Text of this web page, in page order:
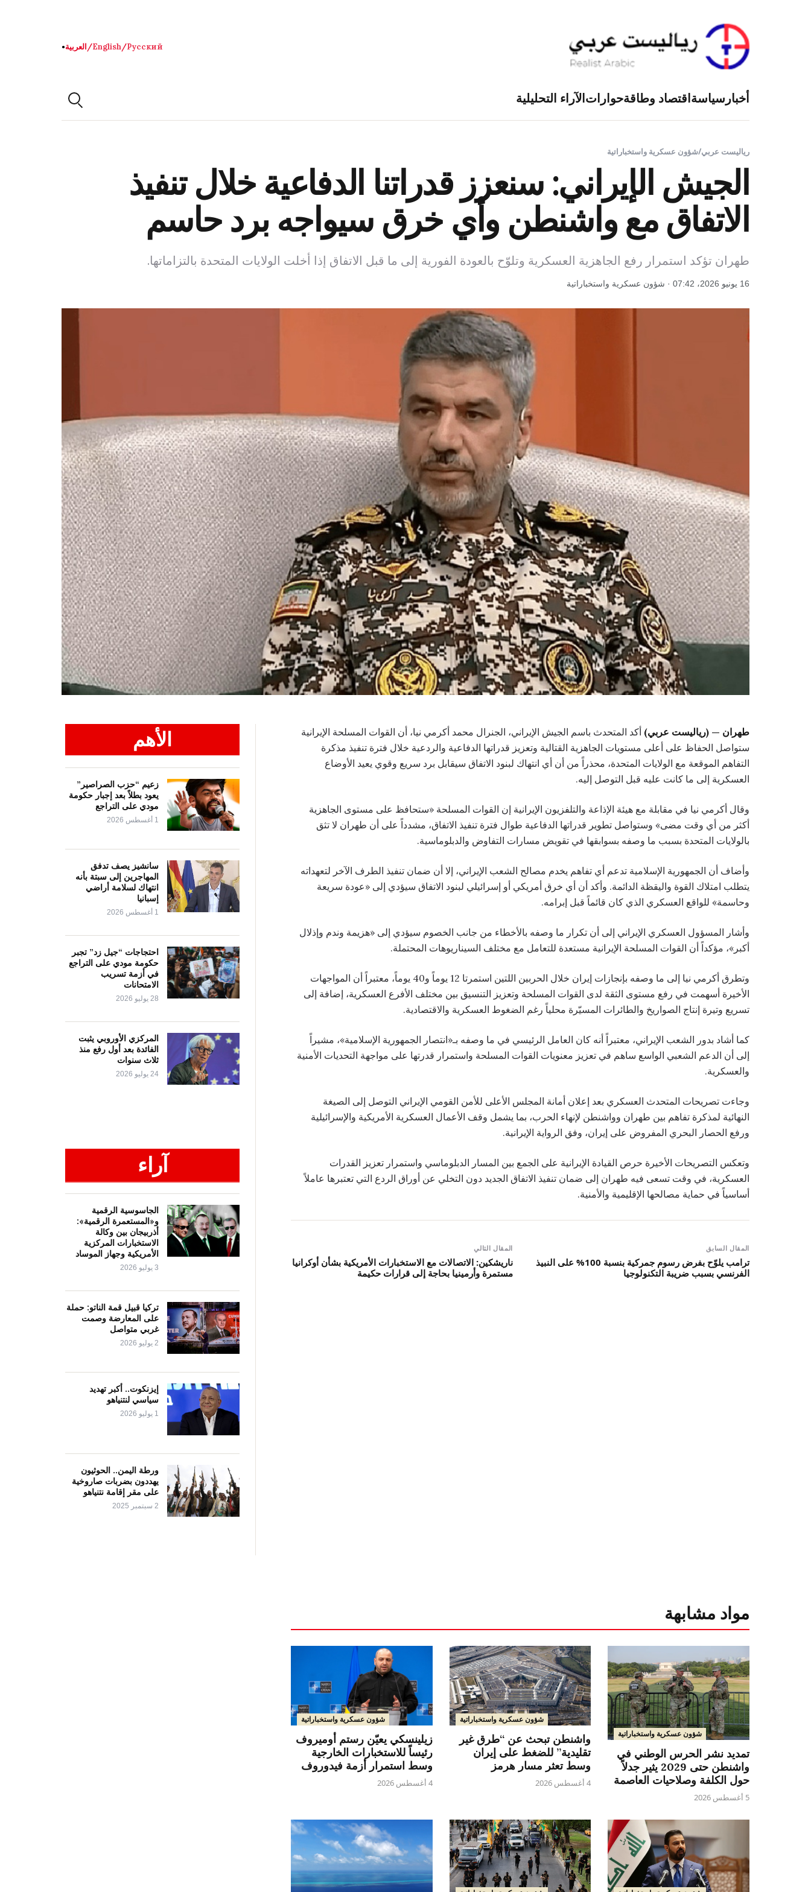
Русский
/
English
/العربية●
أخبار سياسةاقتصاد وطاقةحواراتالآراء التحليلية
رياليست عربي/شؤون عسكرية واستخباراتية
الجيش الإيراني: سنعزز قدراتنا الدفاعية خلال تنفيذ
الاتفاق مع واشنطن وأي خرق سيواجه برد حاسم
طهران تؤكد استمرار رفع الجاهزية العسكرية وتلوّح بالعودة الفورية إلى ما قبل الاتفاق إذا أخلت الولايات المتحدة بالتزاماتها.
16 يونيو 2026، 07:42 · شؤون عسكرية واستخباراتية
طهران — (رياليست عربي) أكد المتحدث باسم الجيش الإيراني، الجنرال محمد أكرمي نيا، أن القوات المسلحة الإيرانية
ستواصل الحفاظ على أعلى مستويات الجاهزية القتالية وتعزيز قدراتها الدفاعية والردعية خلال فترة تنفيذ مذكرة
التفاهم الموقعة مع الولايات المتحدة، محذراً من أن أي انتهاك لبنود الاتفاق سيقابل برد سريع وقوي يعيد الأوضاع
العسكرية إلى ما كانت عليه قبل التوصل إليه.
وقال أكرمي نيا في مقابلة مع هيئة الإذاعة والتلفزيون الإيرانية إن القوات المسلحة «ستحافظ على مستوى الجاهزية
أكثر من أي وقت مضى» وستواصل تطوير قدراتها الدفاعية طوال فترة تنفيذ الاتفاق، مشدداً على أن طهران لا تثق
بالولايات المتحدة بسبب ما وصفه بسوابقها في تقويض مسارات التفاوض والدبلوماسية.
وأضاف أن الجمهورية الإسلامية تدعم أي تفاهم يخدم مصالح الشعب الإيراني، إلا أن ضمان تنفيذ الطرف الآخر لتعهداته
يتطلب امتلاك القوة واليقظة الدائمة. وأكد أن أي خرق أمريكي أو إسرائيلي لبنود الاتفاق سيؤدي إلى «عودة سريعة
وحاسمة» للواقع العسكري الذي كان قائماً قبل إبرامه.
وأشار المسؤول العسكري الإيراني إلى أن تكرار ما وصفه بالأخطاء من جانب الخصوم سيؤدي إلى «هزيمة وندم وإذلال
أكبر»، مؤكداً أن القوات المسلحة الإيرانية مستعدة للتعامل مع مختلف السيناريوهات المحتملة.
وتطرق أكرمي نيا إلى ما وصفه بإنجازات إيران خلال الحربين اللتين استمرتا 12 يوماً و40 يوماً، معتبراً أن المواجهات
الأخيرة أسهمت في رفع مستوى الثقة لدى القوات المسلحة وتعزيز التنسيق بين مختلف الأفرع العسكرية، إضافة إلى
تسريع وتيرة إنتاج الصواريخ والطائرات المسيّرة محلياً رغم الضغوط العسكرية والاقتصادية.
كما أشاد بدور الشعب الإيراني، معتبراً أنه كان العامل الرئيسي في ما وصفه بـ«انتصار الجمهورية الإسلامية»، مشيراً
إلى أن الدعم الشعبي الواسع ساهم في تعزيز معنويات القوات المسلحة واستمرار قدرتها على مواجهة التحديات الأمنية
والعسكرية.
وجاءت تصريحات المتحدث العسكري بعد إعلان أمانة المجلس الأعلى للأمن القومي الإيراني التوصل إلى الصيغة
النهائية لمذكرة تفاهم بين طهران وواشنطن لإنهاء الحرب، بما يشمل وقف الأعمال العسكرية الأمريكية والإسرائيلية
ورفع الحصار البحري المفروض على إيران، وفق الرواية الإيرانية.
وتعكس التصريحات الأخيرة حرص القيادة الإيرانية على الجمع بين المسار الدبلوماسي واستمرار تعزيز القدرات
العسكرية، في وقت تسعى فيه طهران إلى ضمان تنفيذ الاتفاق الجديد دون التخلي عن أوراق الردع التي تعتبرها عاملاً
أساسياً في حماية مصالحها الإقليمية والأمنية.
المقال السابق
ترامب يلوّح بفرض رسوم جمركية بنسبة 100% على النبيذ
الفرنسي بسبب ضريبة التكنولوجيا
المقال التالي
ناريشكين: الاتصالات مع الاستخبارات الأمريكية بشأن أوكرانيا
مستمرة وأرمينيا بحاجة إلى قرارات حكيمة
الأهم
زعيم “حزب الصراصير”
يعود بطلاً بعد إجبار حكومة
مودي على التراجع
1 أغسطس 2026
سانشيز يصف تدفق
المهاجرين إلى سبتة بأنه
انتهاك لسلامة أراضي
إسبانيا
1 أغسطس 2026
احتجاجات “جيل زد” تجبر
حكومة مودي على التراجع
في أزمة تسريب
الامتحانات
28 يوليو 2026
المركزي الأوروبي يثبت
الفائدة بعد أول رفع منذ
ثلاث سنوات
24 يوليو 2026
آراء
الجاسوسية الرقمية
و«المستعمرة الرقمية»:
أذربيجان بين وكالة
الاستخبارات المركزية
الأمريكية وجهاز الموساد
3 يوليو 2026
تركيا قبيل قمة الناتو: حملة
على المعارضة وصمت
غربي متواصل
2 يوليو 2026
إيزنكوت.. أكبر تهديد
سياسي لنتنياهو
1 يوليو 2026
ورطة اليمن.. الحوثيون
يهددون بضربات صاروخية
على مقر إقامة نتنياهو
2 سبتمبر 2025
مواد مشابهة
شؤون عسكرية واستخباراتية
تمديد نشر الحرس الوطني في
واشنطن حتى 2029 يثير جدلاً
حول الكلفة وصلاحيات العاصمة
5 أغسطس 2026
شؤون عسكرية واستخباراتية
واشنطن تبحث عن “طرق غير
تقليدية” للضغط على إيران
وسط تعثر مسار هرمز
4 أغسطس 2026
شؤون عسكرية واستخباراتية
زيلينسكي يعيّن رستم أوميروف
رئيساً للاستخبارات الخارجية
وسط استمرار أزمة فيدوروف
4 أغسطس 2026